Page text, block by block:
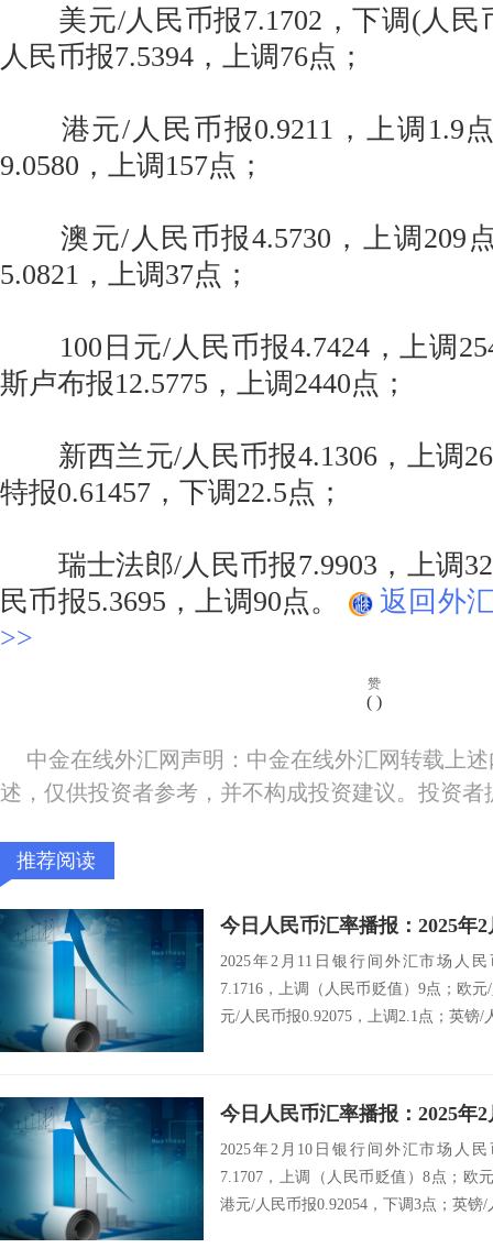
美元/人民币报7.1702，下调(人民
人民币报7.5394，上调76点；
港元/人民币报0.9211，上调1.9
9.0580，上调157点；
澳元/人民币报4.5730，上调209
5.0821，上调37点；
100日元/人民币报4.7424，上调
斯卢布报12.5775，上调2440点；
新西兰元/人民币报4.1306，上调
特报0.61457，下调22.5点；
瑞士法郎/人民币报7.9903，上调
民币报5.3695，上调90点。
返回外
>>
赞
( )
中金在线外汇网声明：中金在线外汇网转载上
述，仅供投资者参考，并不构成投资建议。投资
推荐阅读
2025年2月11日银行间外汇市场人
7.1716，上调（人民币贬值）9点；欧
元/人民币报0.92075，上调2.1点；英镑/
2025年2月10日银行间外汇市场人
7.1707，上调（人民币贬值）8点；欧
港元/人民币报0.92054，下调3点；英镑/